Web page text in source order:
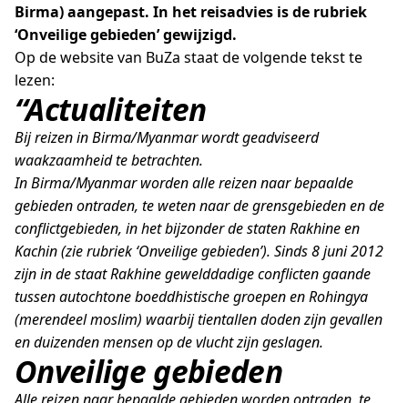
Birma) aangepast. In het reisadvies is de rubriek
‘Onveilige gebieden’ gewijzigd.
Op de website van BuZa staat de volgende tekst te
lezen:
“Actualiteiten
Bij reizen in Birma/Myanmar wordt geadviseerd
waakzaamheid te betrachten.
In Birma/Myanmar worden alle reizen naar bepaalde
gebieden ontraden, te weten naar de grensgebieden en de
conflictgebieden, in het bijzonder de staten Rakhine en
Kachin (zie rubriek ‘Onveilige gebieden’). Sinds 8 juni 2012
zijn in de staat Rakhine gewelddadige conflicten gaande
tussen autochtone boeddhistische groepen en Rohingya
(merendeel moslim) waarbij tientallen doden zijn gevallen
en duizenden mensen op de vlucht zijn geslagen.
Onveilige gebieden